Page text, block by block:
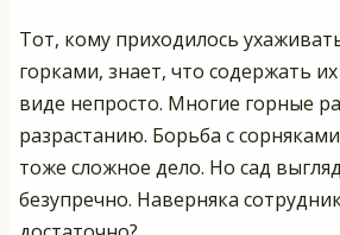
Тот, кому приходилось
горками, знает, что содержать
виде непросто. Многие горные
разрастанию. Борьба с
тоже сложное дело. Но сад
безупречно. Наверняка